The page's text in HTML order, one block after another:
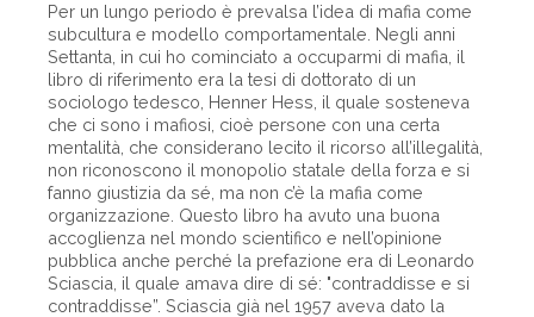
Per un lungo periodo è prevalsa l’idea di mafia come
subcultura e modello comportamentale. Negli anni
Settanta, in cui ho cominciato a occuparmi di mafia, il
libro di riferimento era la tesi di dottorato di un
sociologo tedesco, Henner Hess, il quale sosteneva
che ci sono i mafiosi, cioè persone con una certa
mentalità, che considerano lecito il ricorso all’illegalità,
non riconoscono il monopolio statale della forza e si
fanno giustizia da sé, ma non c’è la mafia come
organizzazione. Questo libro ha avuto una buona
accoglienza nel mondo scientifico e nell’opinione
pubblica anche perché la prefazione era di Leonardo
Sciascia, il quale amava dire di sé: "contraddisse e si
contraddisse”. Sciascia già nel 1957 aveva dato la